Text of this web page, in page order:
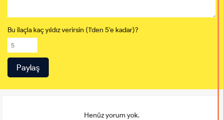
Bu ilaçla kaç yıldız verirsin (1'den 5'e kadar)?
Henüz yorum yok.